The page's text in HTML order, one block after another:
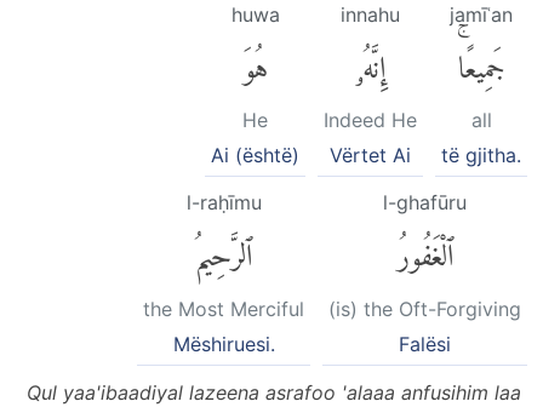
jamīʿan
جَمِيعًاۚ
all
të gjitha.
innahu
إِنَّهُۥ
Indeed He
Vërtet Ai
huwa
هُوَ
He
Ai (është)
l-ghafūru
ٱلْغَفُورُ
(is) the Oft-Forgiving
Falësi
l-raḥīmu
ٱلرَّحِيمُ
the Most Merciful
Mëshiruesi.
Qul yaa'ibaadiyal lazeena asrafoo 'alaaa anfusihim laa